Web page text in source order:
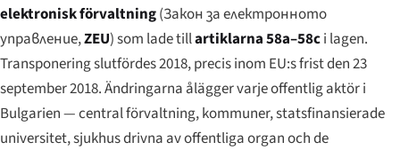
elektronisk förvaltning(Закон за електронното
управление,ZEU) som lade tillartiklarna 58a–58ci lagen.
Transponering slutfördes 2018, precis inom EU:s frist den 23
september 2018. Ändringarna ålägger varje offentlig aktör i
Bulgarien — central förvaltning, kommuner, statsfinansierade
universitet, sjukhus drivna av offentliga organ och de